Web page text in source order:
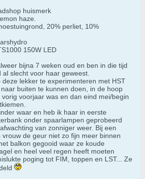
huismerk
haze.
20% perliet, 10%
150W LED
bijna 7 weken oud en ben in die tijd
slecht voor haar geweest.
deze lekker te experimenteren met HST
buiten te kunnen doen, in de hoop
voorjaar was en dan eind mei/begin
waar en heb ik haar in eerste
onder spaarlampen geprobeerd
van zonniger weer. Bij een
de geur niet zo fijn meer binnen
balkon gegooid waar ze koude
en heel veel regen heeft moeten
poging tot FIM, toppen en LST... Ze